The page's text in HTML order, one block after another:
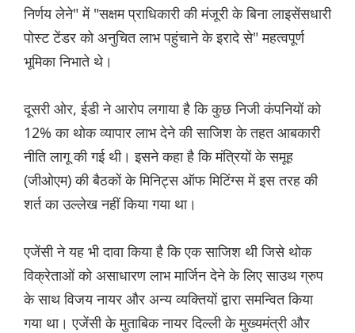
निर्णय लेने" में "सक्षम प्राधिकारी की मंजूरी के बिना लाइसेंसधारी
पोस्ट टेंडर को अनुचित लाभ पहुंचाने के इरादे से" महत्वपूर्ण
भूमिका निभाते थे।
दूसरी ओर, ईडी ने आरोप लगाया है कि कुछ निजी कंपनियों को
12% का थोक व्यापार लाभ देने की साजिश के तहत आबकारी
नीति लागू की गई थी। इसने कहा है कि मंत्रियों के समूह
(जीओएम) की बैठकों के मिनिट्स ऑफ मिटिंग्स में इस तरह की
शर्त का उल्लेख नहीं किया गया था।
एजेंसी ने यह भी दावा किया है कि एक साजिश थी जिसे थोक
विक्रेताओं को असाधारण लाभ मार्जिन देने के लिए साउथ ग्रुप
के साथ विजय नायर और अन्य व्यक्तियों द्वारा समन्वित किया
गया था। एजेंसी के मुताबिक नायर दिल्ली के मुख्यमंत्री और